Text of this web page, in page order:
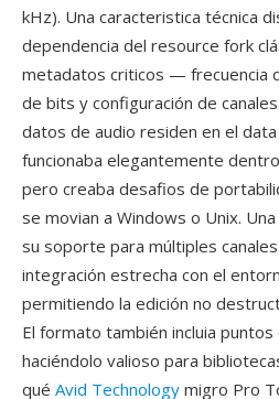
kHz). Una caracteristica técnica
dependencia del resource fork
metadatos criticos — frecuencia
de bits y configuración de
datos de audio residen en el
funcionaba elegantemente
pero creaba desafios de
se movian a Windows o Unix.
su soporte para múltiples
integración estrecha con el
permitiendo la edición no
El formato también incluia
haciéndolo valioso para
qué Avid Technology migro Pro